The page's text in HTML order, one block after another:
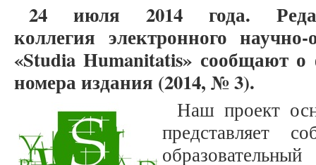
24 июля 2014 года.
коллегия электронного
«Studia Humanitatis» сообщают о
номера издания (2014, № 3).
Наш проект
представляет